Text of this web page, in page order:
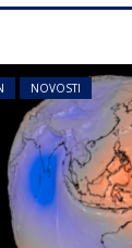
NOVOSTI